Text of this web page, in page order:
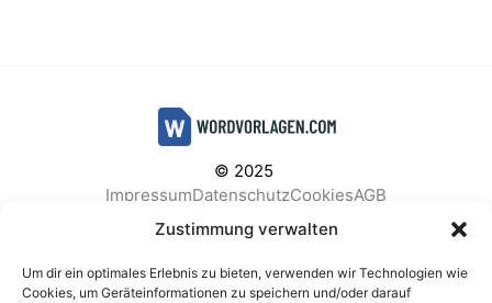
Zustimmung verwalten
Um dir ein optimales Erlebnis zu bieten, verwenden wir Technologien wie
Cookies, um Geräteinformationen zu speichern und/oder darauf
© 2025
ImpressumDatenschutzCookiesAGB
Facebook
Instagram